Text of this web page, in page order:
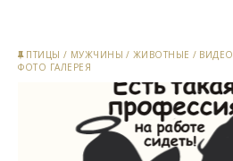
ПТИЦЫ / МУЖЧИНЫ / ЖИВОТНЫЕ / ВИДЕО
ФОТО ГАЛЕРЕЯ